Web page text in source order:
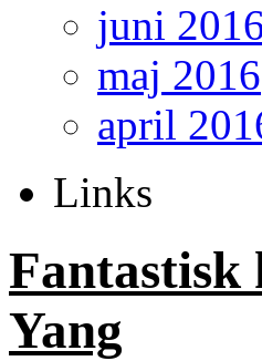
juni
maj 2016
april
Links
Fantastisk
Yang